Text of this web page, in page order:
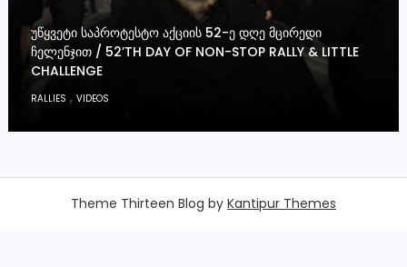
ᲣᲬᲧᲕᲔᲢᲘ ᲡᲐᲞᲠᲝᲢᲔᲡᲢᲝ ᲐᲥᲪᲘᲘᲡ 52-Ე ᲓᲦᲔ ᲛᲪᲘᲠᲔᲓᲘ
ᲩᲔᲚᲔᲜᲯᲘᲗ / 52’TH DAY OF NON-STOP RALLY & LITTLE
CHALLENGE
RALLIES ,VIDEOS
Theme Thirteen Blog by Kantipur Themes